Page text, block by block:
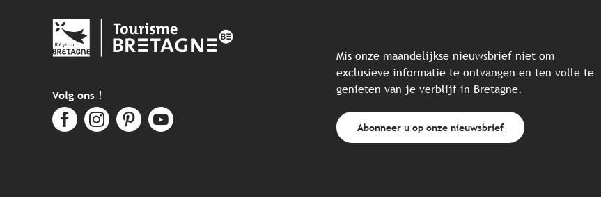
Volg ons !
Mis onze maandelijkse nieuwsbrief niet om
exclusieve informatie te ontvangen en ten volle te
genieten van je verblijf in Bretagne.
Abonneer u op onze nieuwsbrief